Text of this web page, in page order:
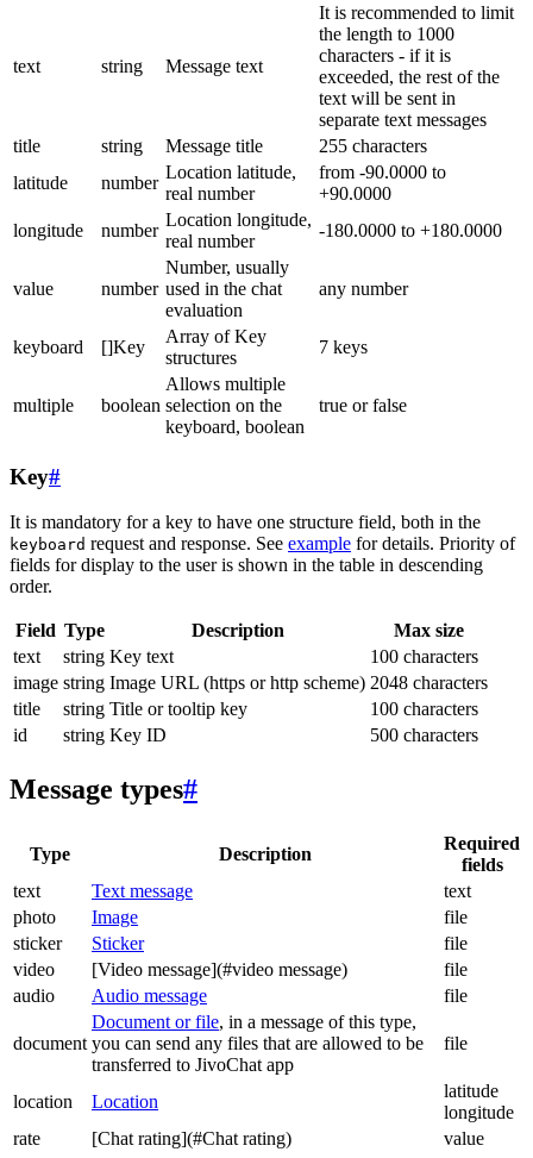
text string Message text
It is recommended to limit
the length to 1000
characters - if it is
exceeded, the rest of the
text will be sent in
separate text messages
title
string Message title
255 characters
latitude
number
Location latitude,
real number
from -90.0000 to
+90.0000
longitude
number
Location longitude,
real number
-180.0000 to +180.0000
value number
Number, usually
used in the chat
evaluation
any number
keyboard []Key
Array of Key
structures
7 keys
multiple boolean
Allows multiple
selection on the
keyboard, boolean
true or false
Key#
It is mandatory for a key to have one structure field, both in the
keyboard request and response. See example for details. Priority of
fields for display to the user is shown in the table in descending
order.
Field Type Description
Max size
text
string Key text
100 characters
image string Image URL (https or http scheme) 2048 characters
title
string Title or tooltip key
100 characters
id
string Key ID 500 characters
Message types#
Type Description
Required
fields
text
Text message
text
photo
Image
file
sticker
Sticker
file
video
[Video message](#video message)
file
audio
Audio message file
document
Document or file, in a message of this type,
you can send any files that are allowed to be
transferred to JivoChat app
file
location Location
latitude
longitude
rate
[Chat rating](#Chat rating)
value